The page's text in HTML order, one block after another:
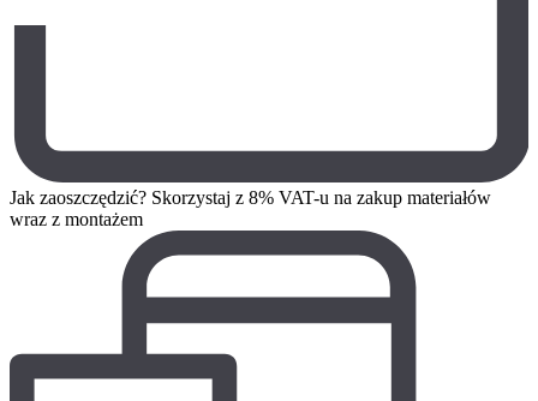
Jak zaoszczędzić? Skorzystaj z 8% VAT-u na zakup materiałów
wraz z montażem